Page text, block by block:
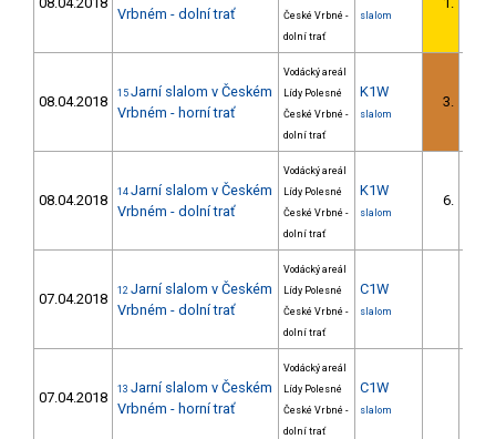
Vrbném - dolní trať
České Vrbné -
dolní trať
slalom
08.04.2018 15 Jarní slalom v Českém
Vrbném - horní trať
Vodácký areál
Lídy Polesné
České Vrbné -
dolní trať
K1W
slalom
3.
08.04.2018 14 Jarní slalom v Českém
Vrbném - dolní trať
Vodácký areál
Lídy Polesné
České Vrbné -
dolní trať
K1W
slalom
6.
07.04.2018 12 Jarní slalom v Českém
Vrbném - dolní trať
Vodácký areál
Lídy Polesné
České Vrbné -
dolní trať
C1W
slalom
07.04.2018 13 Jarní slalom v Českém
Vrbném - horní trať
Vodácký areál
Lídy Polesné
České Vrbné -
dolní trať
C1W
slalom